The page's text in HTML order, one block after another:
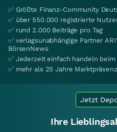
✅ Größte Finanz-Community
✅ über 550.000 registrierte
✅ rund 2.000 Beiträge pro Tag
✅ verlagsunabhängige Partner
BörsenNews
✅ Jederzeit einfach handeln beim
✅ mehr als 25 Jahre Marktpräsenz
Jetzt
Ihre